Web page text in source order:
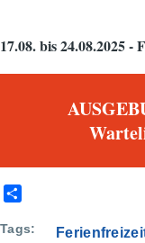
17.08. bis 24.08.2025
a
Tags